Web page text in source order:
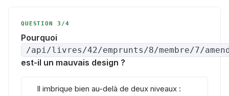
QUESTION 3/4
Pourquoi
/api/livres/42/emprunts/8/membre/7/
est-il un mauvais design ?
Il imbrique bien au-delà de deux niveaux :